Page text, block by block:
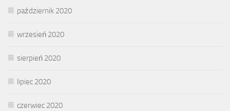
październik 2020
wrzesień 2020
sierpień 2020
lipiec 2020
czerwiec 2020